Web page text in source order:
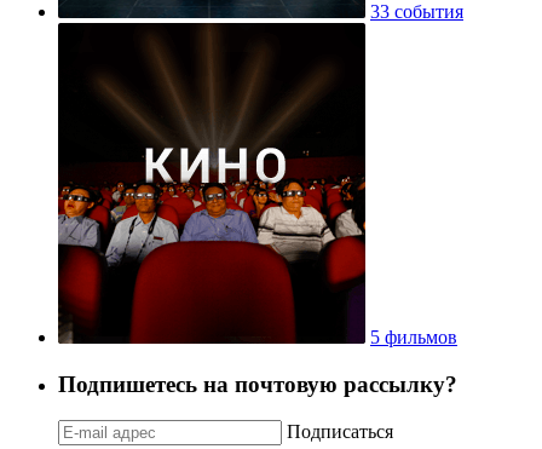
33 события
5 фильмов
Подпишетесь на почтовую рассылку?
Подписаться